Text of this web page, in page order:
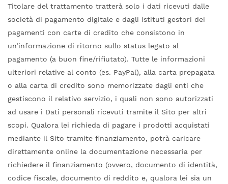
Titolare del trattamento tratterà solo i dati ricevuti dalle
società di pagamento digitale e dagli Istituti gestori dei
pagamenti con carte di credito che consistono in
un’informazione di ritorno sullo status legato al
pagamento (a buon fine/rifiutato). Tutte le informazioni
ulteriori relative al conto (es. PayPal), alla carta prepagata
o alla carta di credito sono memorizzate dagli enti che
gestiscono il relativo servizio, i quali non sono autorizzati
ad usare i Dati personali ricevuti tramite il Sito per altri
scopi. Qualora lei richieda di pagare i prodotti acquistati
mediante il Sito tramite finanziamento, potrà caricare
direttamente online la documentazione necessaria per
richiedere il finanziamento (ovvero, documento di identità,
codice fiscale, documento di reddito e, qualora lei sia un